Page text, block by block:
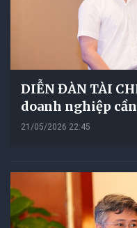
DIỄN ĐÀN TÀI
doanh nghiệp
21/05/2026 22:45